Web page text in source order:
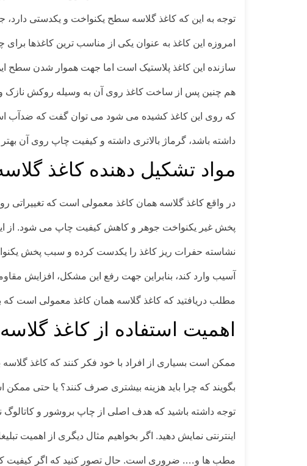
توجه به این که کاغذ گلاسه سطح یکنواخت و یکدستی
امروزه این کاغذ به عنوان یکی از مناسب ترین کاغذها
سازنده این کاغذ پلاستیک است اما جهت هموار شدن سطح
هم چنین پس از ساخت کاغذ روی آن به وسیله روکش نازک و
که روی این کاغذ کشیده می شود می توان گفت که ضدآب
داشته باشد، گرماژ بالاتری داشته و کیفیت چاپ روی آن
مواد تشکیل دهنده کاغذ
در واقع کاغذ گلاسه همان کاغذ معمولی است که
پخش غیر یکنواخت جوهر و کاهش کیفیت چاپ می شود. از این
نشاسته حفرات ریز کاغذ را یکدست کرده و سبب پخش
آسیب وارد کند، بنابراین جهت رفع این مشکل، افزایش
مطلب دریافتید که کاغذ گلاسه همان کاغذ معمولی است
اهمیت استفاده از کاغذ گلاسه
ممکن است بسیاری از افراد با خود فکر کنند که کاغذ
بگویند که چرا باید هزینه بیشتری صرف کنند؟ یا حتی ممکن
توجه داشته باشید که هدف اصلی از چاپ بروشور و
اینترنتی نمایش دهید. اگر بخواهیم مثال دیگری از اهمیت
مطب ها و…. ضروری است. حال تصور کنید که اگر کیفیت